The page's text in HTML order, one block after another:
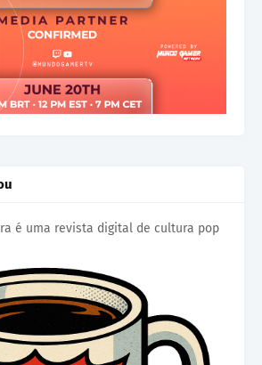
é uma revista digital de cultura pop